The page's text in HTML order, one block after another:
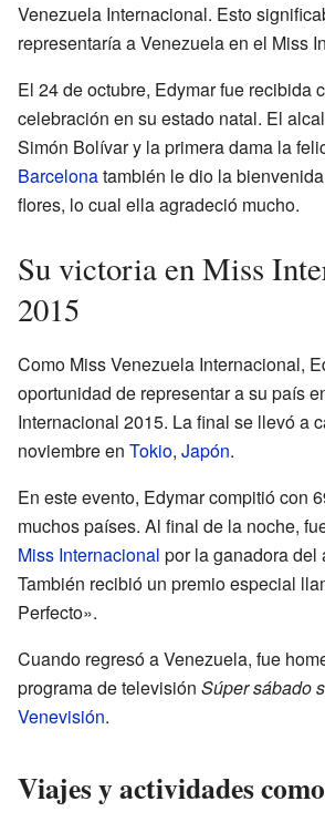
Venezuela Internacional. Esto
representaría a Venezuela en el Miss
El 24 de octubre, Edymar fue recibida
celebración en su estado natal. El
Simón Bolívar y la primera dama la
Barcelonatambién le dio la
flores, lo cual ella agradeció mucho.
Su victoria en Miss
2015
Como Miss Venezuela Internacional,
oportunidad de representar a su país
Internacional 2015. La final se llevó a
noviembre en Tokio, Japón.
En este evento, Edymar compitió con
muchos países. Al final de la noche,
Miss Internacional por la ganadora del
También recibió un premio especial
Perfecto».
Cuando regresó a Venezuela, fue
programa de televisión Súper sábado
Venevisión.
Viajes y actividades